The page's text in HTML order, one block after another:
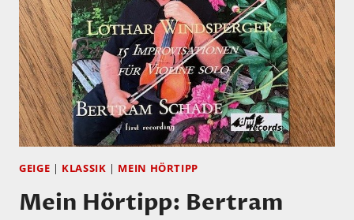
GEIGE | KLASSIK | MEIN HÖRTIPP
Mein Hörtipp: Bertram